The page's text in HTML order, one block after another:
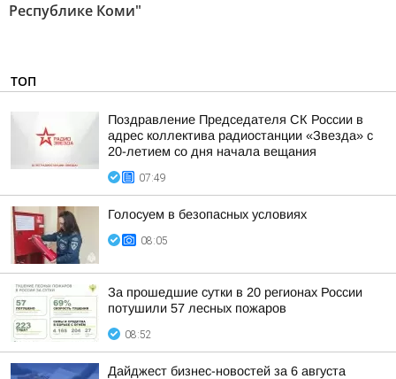
Республике Коми"
ТОП
Поздравление Председателя СК России в
адрес коллектива радиостанции «Звезда» с
20-летием со дня начала вещания
07:49
Голосуем в безопасных условиях
08:05
За прошедшие сутки в 20 регионах России
потушили 57 лесных пожаров
08:52
Дайджест бизнес-новостей за 6 августа